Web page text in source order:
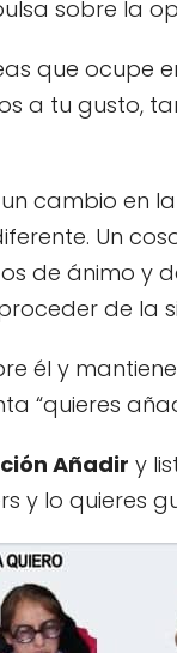
sobre la
que ocupe
a tu gusto,
cambio en
Un
de ánimo y
de la
él y
“quieres
Añadir y
y lo quieres